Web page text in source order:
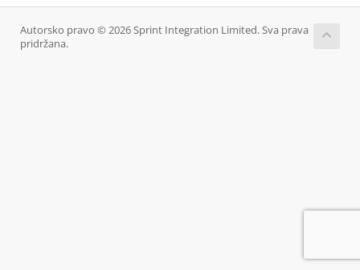
Autorsko pravo © 2026 Sprint Integration Limited. Sva prava
pridržana.